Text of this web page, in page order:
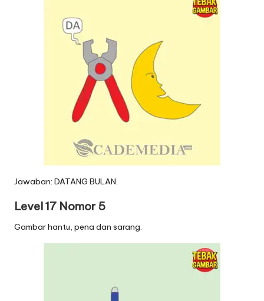
Jawaban: DATANG BULAN.
Level 17 Nomor 5
Gambar hantu, pena dan sarang.